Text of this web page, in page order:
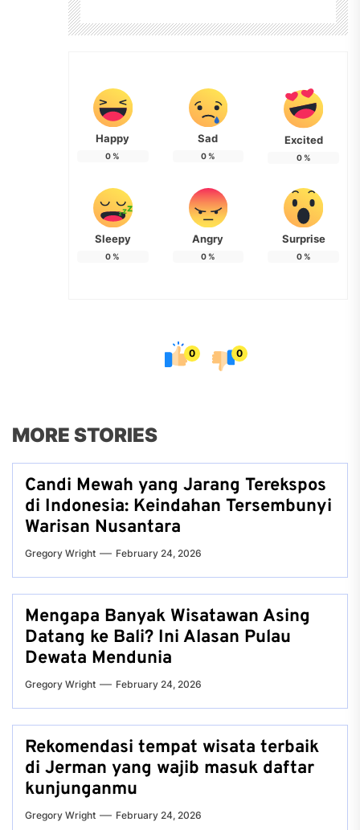
Happy
0%
Sad
0%
Excited
0%
Sleepy
0%
Angry
0%
Surprise
0%
0 0
MORE STORIES
Candi Mewah yang Jarang Terekspos
di Indonesia: Keindahan Tersembunyi
Warisan Nusantara
Gregory Wright February 24, 2026
Mengapa Banyak Wisatawan Asing
Datang ke Bali? Ini Alasan Pulau
Dewata Mendunia
Gregory Wright February 24, 2026
Rekomendasi tempat wisata terbaik
di Jerman yang wajib masuk daftar
kunjunganmu
Gregory Wright February 24, 2026